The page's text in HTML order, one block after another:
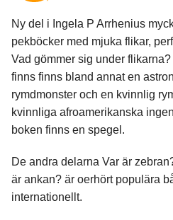
Ny del i Ingela P Arrhenius
pekböcker med mjuka flikar,
Vad gömmer sig under
finns finns bland annat en
rymdmonster och en kvinnlig
kvinnliga afroamerikanska
boken finns en spegel.
De andra delarna Var är
är ankan? är oerhört populära
internationellt.